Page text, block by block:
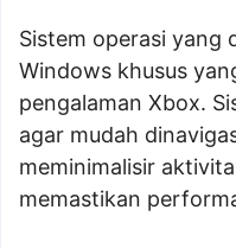
Sistem operasi yang
Windows khusus
pengalaman Xbox.
agar mudah
meminimalisir
memastikan